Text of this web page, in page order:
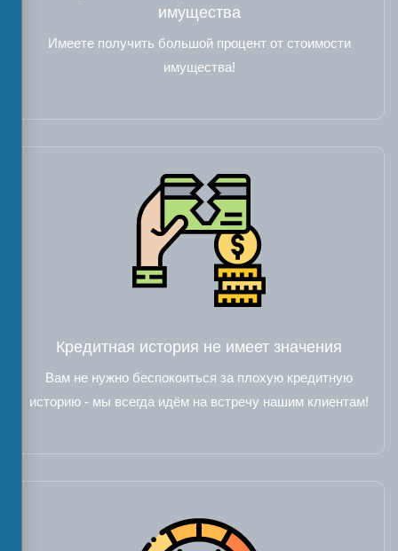
имущества
Имеете получить большой процент от стоимости
имущества!
Кредитная история не имеет значения
Вам не нужно беспокоиться за плохую кредитную
историю - мы всегда идём на встречу нашим клиентам!